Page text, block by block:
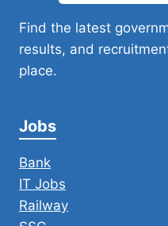
Find the latest
results, and
place.
Jobs
Bank
IT Jobs
Railway